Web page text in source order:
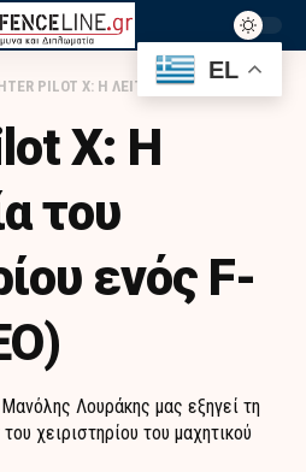
PILOT X: Η ΛΕΙΤΟΥΡΓΊΑ ΤΟΥ ΧΕΙΡΙΣΤΗΡΊΟΥ ΕΝΌΣ F-16 (ΒΙΝΤΕΟ)
X: Η
του
ενός F-
Λουράκης μας εξηγεί τη
χειριστηρίου του μαχητικού
EL